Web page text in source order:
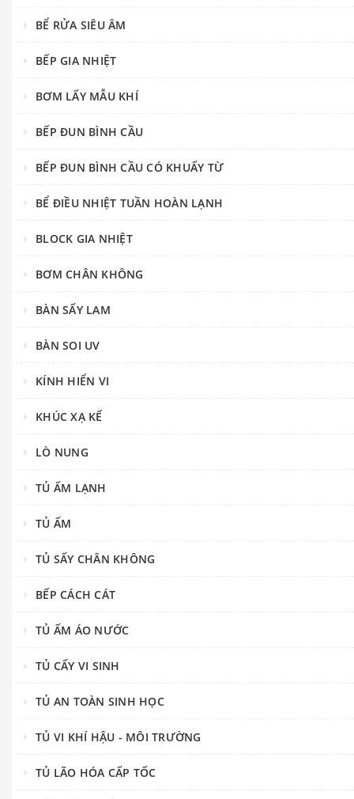
BỂ RỬA SIÊU ÂM
BẾP GIA NHIỆT
BƠM LẤY MẪU KHÍ
BẾP ĐUN BÌNH CẦU
BẾP ĐUN BÌNH CẦU CÓ KHUẤY TỪ
BỂ ĐIỀU NHIỆT TUẦN HOÀN LẠNH
BLOCK GIA NHIỆT
BƠM CHÂN KHÔNG
BÀN SẤY LAM
BÀN SOI UV
KÍNH HIỂN VI
KHÚC XẠ KẾ
LÒ NUNG
TỦ ẤM LẠNH
TỦ ẤM
TỦ SẤY CHÂN KHÔNG
BẾP CÁCH CÁT
TỦ ẤM ÁO NƯỚC
TỦ CẤY VI SINH
TỦ AN TOÀN SINH HỌC
TỦ VI KHÍ HẬU - MÔI TRƯỜNG
TỦ LÃO HÓA CẤP TỐC